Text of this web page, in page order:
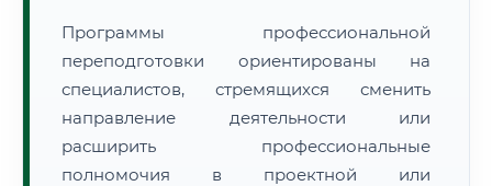
📜 Документы и аккредитация ФИС ФРДО
🔍Нажмите на документ для увеличения и просмотра
Программы профессиональной
переподготовки ориентированы на
специалистов, стремящихся сменить
направление деятельности или
расширить профессиональные
полномочия в проектной или